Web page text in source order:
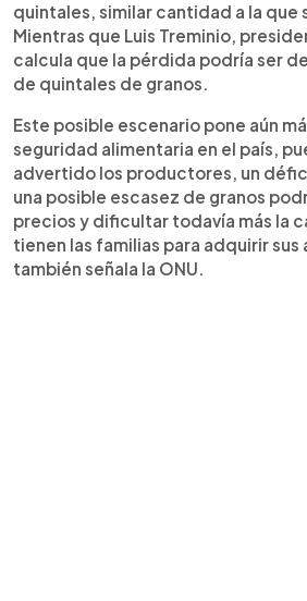
quintales, similar cantidad a la que
Mientras que Luis Treminio,
calcula que la pérdida podría ser
de quintales de granos.
Este posible escenario pone aún
seguridad alimentaria en el país,
advertido los productores, un
una posible escasez de granos
precios y dificultar todavía más la
tienen las familias para adquirir
también señala la ONU.